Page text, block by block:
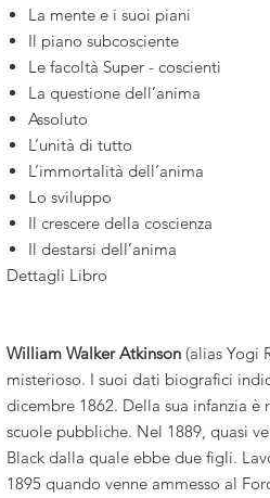
La mente e i suoi piani
Il piano subcosciente
Le facoltà Super - coscienti
La questione dell’anima
Assoluto
L’unità di tutto
L’immortalità dell’anima
Lo sviluppo
Il crescere della coscienza
Il destarsi dell’anima
Dettagli Libro
William Walker Atkinson (alias Yogi
misterioso. I suoi dati biografici
dicembre 1862. Della sua infanzia
scuole pubbliche. Nel 1889, quasi
Black dalla quale ebbe due figli.
1895 quando venne ammesso al